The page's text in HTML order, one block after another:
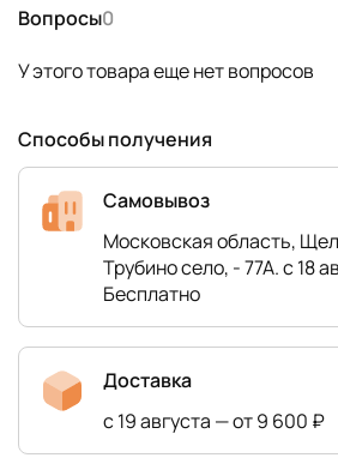
Вопросы0
У этого товара еще нет вопросов
Способы получения
Самовывоз
Московская область,
Трубино село, - 77А. с 18
Бесплатно
Доставка
с 19 августа — от 9 600 ₽